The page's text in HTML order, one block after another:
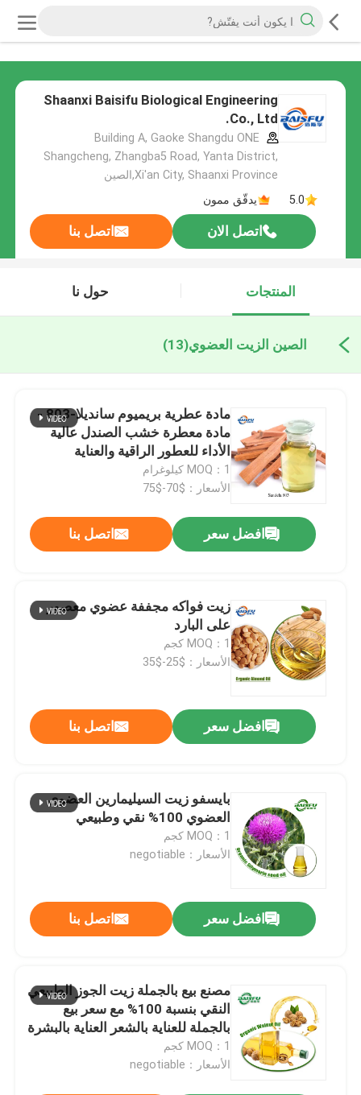
Shaanxi Baisifu Biological Engineering
Co., Ltd.
Building A, Gaoke Shangdu ONE
Shangcheng, Zhangba5 Road, Yanta District,
Xi'an City, Shaanxi Province,الصين
5.0
يدقّق ممون
اتصل الان اتصل بنا
المنتجات حول نا
الصين الزيت العضوي(13)
مادة عطرية بريميوم سانديلا-803 -
مادة معطرة خشب الصندل عالية
الأداء للعطور الراقية والعناية
الشخصية والعطور المنزلية
MOQ：1 كيلوغرام
الأسعار：$70-$75
افضل سعر اتصل بنا
زيت فواكه مجففة عضوي معصور
على البارد
MOQ：1 كجم
الأسعار：$25-$35
افضل سعر اتصل بنا
بايسفو زيت السيليمارين العضوي
العضوي 100% نقي وطبيعي
MOQ：1 كجم
الأسعار：negotiable
افضل سعر اتصل بنا
مصنع بيع بالجملة زيت الجوز الطبيعي
النقي بنسبة 100% مع سعر بيع
بالجملة للعناية بالشعر العناية بالبشرة
MOQ：1 كجم
الأسعار：negotiable